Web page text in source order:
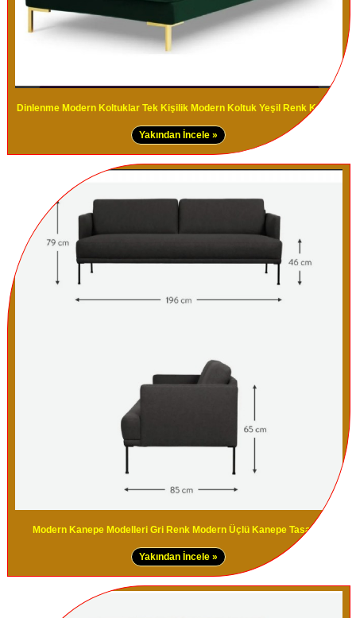
Dinlenme Modern Koltuklar Tek Kişilik Modern Koltuk Yeşil Renk Kanepe
Yakından İncele »
Modern Kanepe Modelleri Gri Renk Modern Üçlü Kanepe Tasarımı
Yakından İncele »